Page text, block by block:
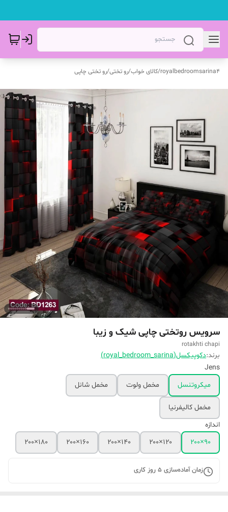
royalbedroomsarina4
/کالای خواب/رو تختی/رو تختی چاپی
سرویس روتختی چاپی شیک‌ و زیبا
rotakhti chapi
برند:دکوپیکسل(royal_bedroom_sarina)
Jens
میکروتنسل
مخمل ولوت مخمل شانل
مخمل کالیفرنیا
اندازه
۹۰×۲۰۰
۱۲۰×۲۰۰ ۱۴۰×۲۰۰ ۱۶۰×۲۰۰ ۱۸۰×۲۰۰
زمان آماده‌سازی 5 روز کاری